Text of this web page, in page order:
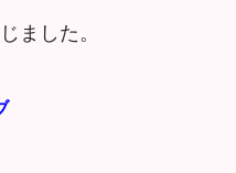
ました。